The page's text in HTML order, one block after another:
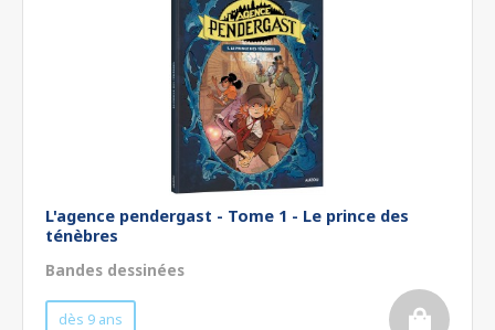
L'agence pendergast - Tome 1 - Le prince des
ténèbres
Bandes dessinées
dès 9 ans